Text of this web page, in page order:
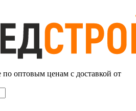
оптовым ценам с доставкой от